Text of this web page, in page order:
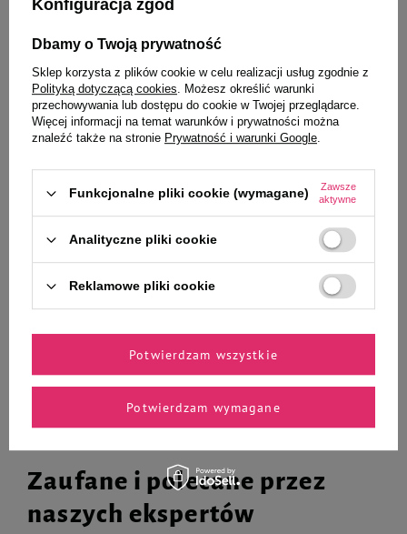
Wybrane specjalnie dla
Ciebie i Twojego czworonoga
Mokra karma dla psa Dolina
Do koszyka
Mokra karma dla psa Rafi Mix 12
14,53 zł / kg
Do koszyka
Zaufane i polecane przez
naszych ekspertów
Konfiguracja zgód
Dbamy o Twoją prywatność
Sklep korzysta z plików cookie w celu realizacji usług zgodnie z
Polityką dotyczącą cookies. Możesz określić warunki
przechowywania lub dostępu do cookie w Twojej przeglądarce.
Więcej informacji na temat warunków i prywatności można
znaleźć także na stronie Prywatność i warunki Google.
Funkcjonalne pliki cookie (wymagane)
Zawsze
aktywne
Analityczne pliki cookie
Reklamowe pliki cookie
Potwierdzam wymagane
Potwierdzam wszystkie